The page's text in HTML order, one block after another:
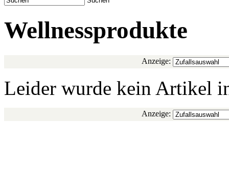
Wellnessprodukte
Anzeige:
Leider wurde kein Artikel
Anzeige: